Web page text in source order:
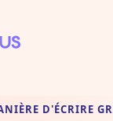
D'ÉCRIRE